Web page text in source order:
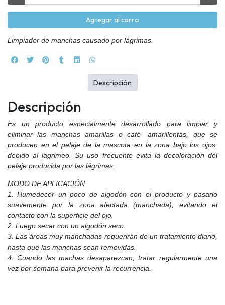
Agregar al carro
Limpiador de manchas causado por lágrimas.
Descripción
Es un producto especialmente desarrollado para limpiar y
eliminar las manchas amarillas o café- amarillentas, que se
producen en el pelaje de la mascota en la zona bajo los ojos,
debido al lagrimeo. Su uso frecuente evita la decoloración del
pelaje producida por las lágrimas.
MODO DE APLICACIÓN
1. Humedecer un poco de algodón con el producto y pasarlo
suavemente por la zona afectada (manchada), evitando el
contacto con la superficie del ojo.
2. Luego secar con un algodón seco.
3. Las áreas muy manchadas requerirán de un tratamiento diario,
hasta que las manchas sean removidas.
4. Cuando las machas desaparezcan, tratar regularmente una
vez por semana para prevenir la recurrencia.
Descripción